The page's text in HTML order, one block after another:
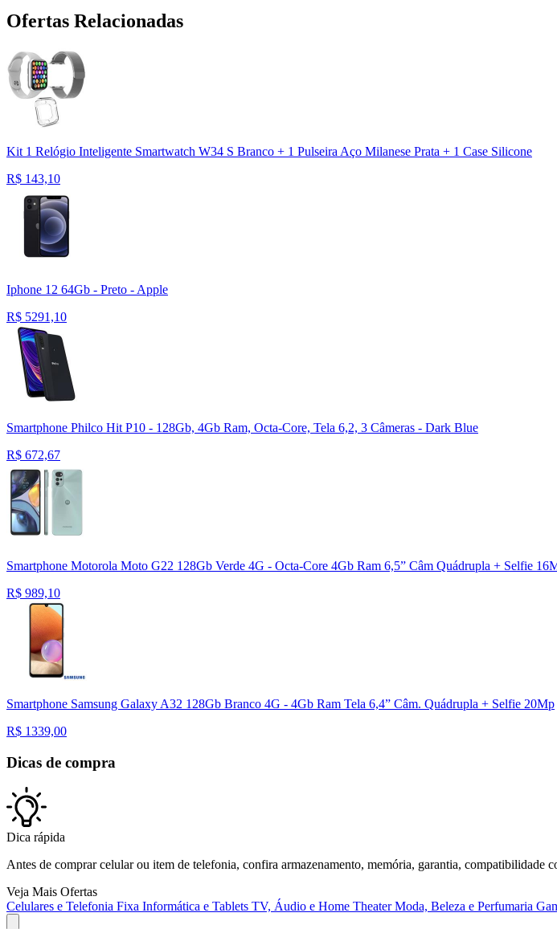
Ofertas Relacionadas
Kit 1 Relógio Inteligente Smartwatch W34 S Branco + 1 Pulseira Aço Milanese Prata + 1 Case Silicone
R$ 143,10
Iphone 12 64Gb - Preto - Apple
R$ 5291,10
Smartphone Philco Hit P10 - 128Gb, 4Gb Ram, Octa-Core, Tela 6,2, 3 Câmeras - Dark Blue
R$ 672,67
Smartphone Motorola Moto G22 128Gb Verde 4G - Octa-Core 4Gb Ram 6,5” Câm Quádrupla + Selfie
R$ 989,10
Smartphone Samsung Galaxy A32 128Gb Branco 4G - 4Gb Ram Tela 6,4” Câm. Quádrupla + Selfie 20Mp
R$ 1339,00
Dicas de compra
Dica rápida
Antes de comprar celular ou item de telefonia, confira armazenamento, memória, garantia, compatibilidade
Veja Mais Ofertas
Celulares e Telefonia Fixa Informática e Tablets TV, Áudio e Home TheaterModa, Beleza e Perfumaria